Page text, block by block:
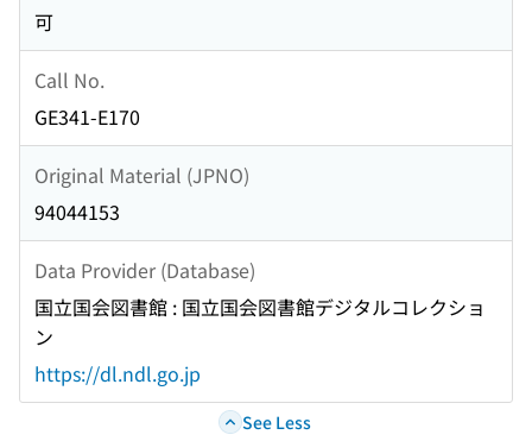
可
Call No.
GE341-E170
Original Material (JPNO)
94044153
Data Provider (Database)
国立国会図書館 : 国立国会図書館デジタルコレクショ
ン
https://dl.ndl.go.jp
See Less